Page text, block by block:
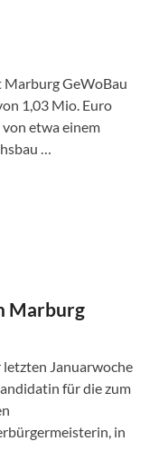
Marburg GeWoBau
1,03 Mio. Euro
etwa einem
…
Marburg
Januarwoche
für die zum
in